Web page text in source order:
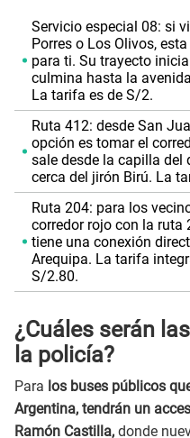
Servicio especial 08: si
Porres o Los Olivos,
para ti. Su trayecto
culmina hasta la
La tarifa es de S/2.
Ruta 412: desde San
opción es tomar el
sale desde la capilla del
cerca del jirón Birú. La
Ruta 204: para los
corredor rojo con la ruta
tiene una conexión
Arequipa. La tarifa
S/2.80.
¿Cuáles serán
la policía?
Para los buses públicos
Argentina, tendrán un
Ramón Castilla, donde